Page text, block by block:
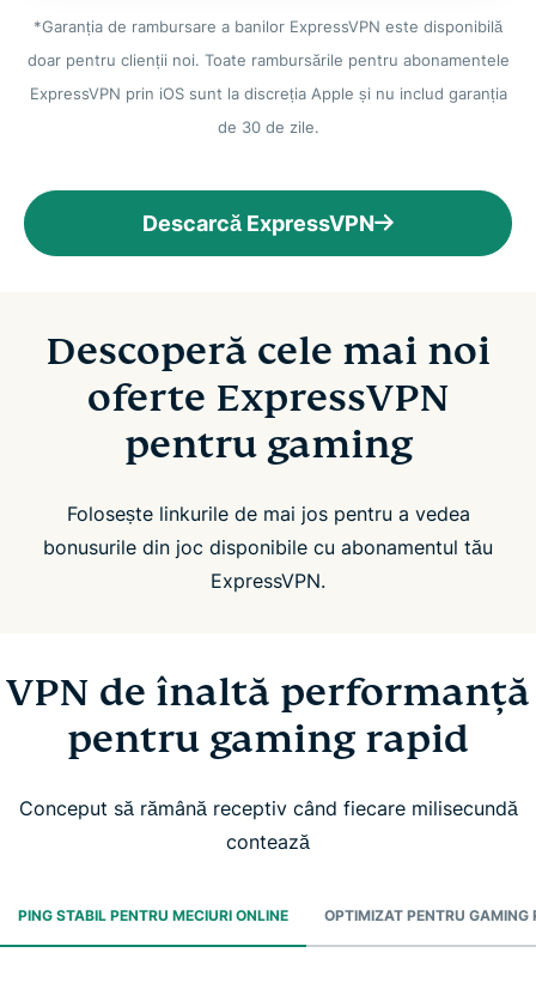
*Garanția de rambursare a banilor ExpressVPN este disponibilă
doar pentru clienții noi. Toate rambursările pentru abonamentele
ExpressVPN prin iOS sunt la discreția Apple și nu includ garanția
de 30 de zile.
Descarcă ExpressVPN
Descoperă cele mai noi
oferte ExpressVPN
pentru gaming
Folosește linkurile de mai jos pentru a vedea
bonusurile din joc disponibile cu abonamentul tău
ExpressVPN.
VPN de înaltă performanță
pentru gaming rapid
Conceput să rămână receptiv când fiecare milisecundă
contează
PING STABIL PENTRU MECIURI ONLINE OPTIMIZAT PENTRU GAMING